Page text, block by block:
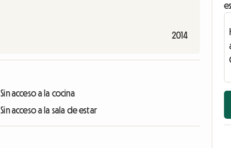
2014
Sin acceso a la cocina
Sin acceso a la sala de estar